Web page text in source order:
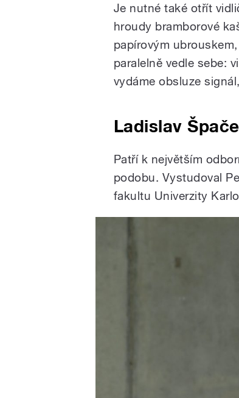
Je nutné také otřít
hroudy bramborové
papírovým
paralelně vedle sebe:
vydáme obsluze
Ladislav
Patří k největším
podobu. Vystudoval
fakultu Univerzity